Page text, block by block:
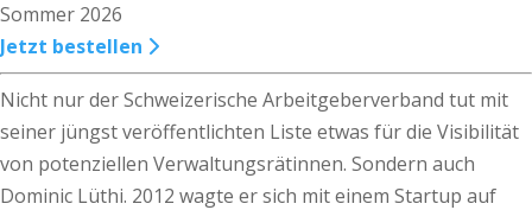
Sommer 2026
Jetzt bestellen
Nicht nur der Schweizerische Arbeitgeberverband tut mit
seiner jüngst veröffentlichten Liste etwas für die Visibilität
von potenziellen Verwaltungsrätinnen. Sondern auch
Dominic Lüthi. 2012 wagte er sich mit einem Startup auf